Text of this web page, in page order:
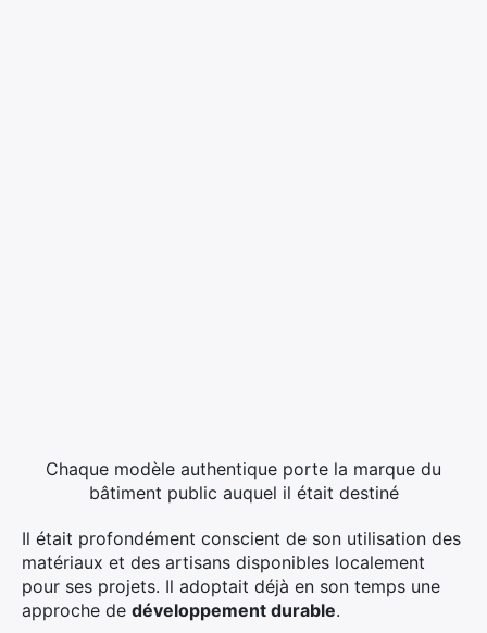
Chaque modèle authentique porte la marque du
bâtiment public auquel il était destiné
Il était profondément conscient de son utilisation des
matériaux et des artisans disponibles localement
pour ses projets. Il adoptait déjà en son temps une
approche de développement durable.